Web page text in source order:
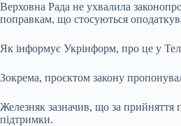
Верховна Рада не ухвалила
поправкам, що стосуються
Як інформує Укрінформ, про це у
Зокрема, проєктом закону
Железняк зазначив, що за прийняття
підтримки.